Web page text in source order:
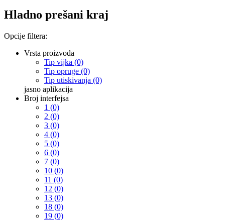
Hladno prešani kraj
Opcije filtera:
Vrsta proizvoda
Tip vijka (0)
Tip opruge (0)
Tip utiskivanja (0)
jasno aplikacija
Broj interfejsa
1 (0)
2 (0)
3 (0)
4 (0)
5 (0)
6 (0)
7 (0)
10 (0)
11 (0)
12 (0)
13 (0)
18 (0)
19 (0)